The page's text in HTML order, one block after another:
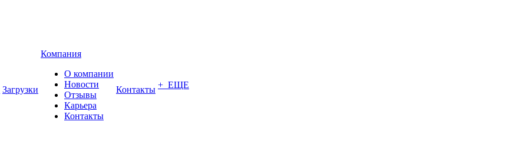
Загрузки
Компания
О компании
Новости
Отзывы
Карьера
Контакты
Контакты + ЕЩЕ